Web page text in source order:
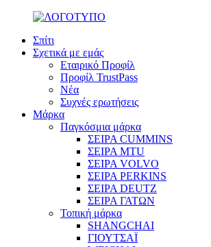
Σπίτι
Σχετικά με εμάς
Εταιρικό Προφίλ
Προφίλ TrustPass
Νέα
Συχνές ερωτήσεις
Μάρκα
Παγκόσμια μάρκα
ΣΕΙΡΑ CUMMINS
ΣΕΙΡΑ MTU
ΣΕΙΡΑ VOLVO
ΣΕΙΡΑ PERKINS
ΣΕΙΡΑ DEUTZ
ΣΕΙΡΑ ΓΑΤΩΝ
Τοπική μάρκα
SHANGCHAI
ΓΙΟΥΤΣΑΪ